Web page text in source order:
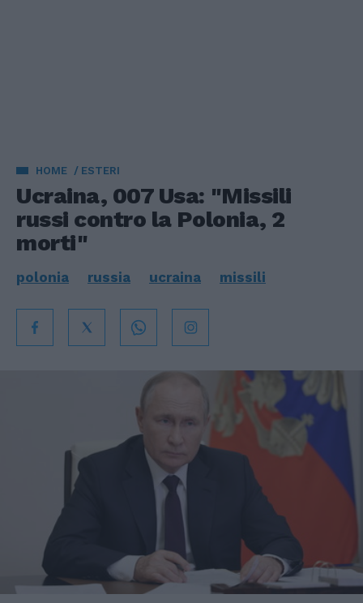
HOME ESTERI
Ucraina, 007 Usa: "Missili
russi contro la Polonia, 2
morti"
polonia russia ucraina missili